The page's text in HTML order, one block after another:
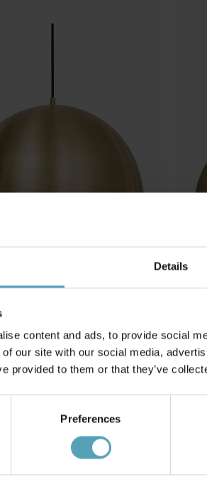
Details
content and ads, to provide social
our site with our social media,
provided to them or that they’ve
Preferences
Mid
TILBUD